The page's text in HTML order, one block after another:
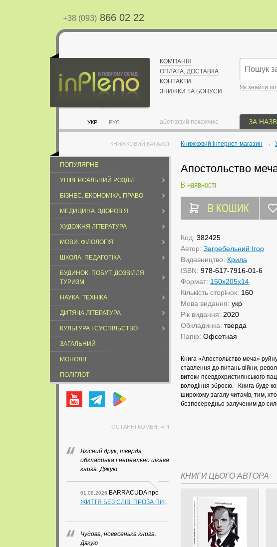
+38 (093) 866 02 22
УКР РУС
КОМПАНІЯ
ОПЛАТА, ДОСТАВКА
КОНТАКТИ
ЗНИЖКИ ТА БОНУСИ
Як знайти
абетковий покажчик: ЗА
КНИЖКОВИЙ КАТАЛОГ
ПОПУЛЯРНЕ
УНІВЕРСАЛЬНИЙ РОЗДІЛ
БІЗНЕС. ЕКОНОМІКА. ПРАВО
МЕДИЦИНА. ЗДОРОВ’Я
ХУДОЖНЯ ЛІТЕРАТУРА
МОВИ. ФІЛОЛОГІЯ
ШКОЛА. ПЕДАГОГІКА
БУДИНОК. ПОБУТ. ДОЗВІЛЛЯ.
ТУРИЗМ
НАУКА. ТЕХНІКА
ДИТЯЧА ЛІТЕРАТУРА
КУЛЬТУРА І СУСПІЛЬСТВО
ЗАГАЛЬНИЙ
МОНОЛІТ
ПОЛІГЛОТ
ОСТАННІ КОМЕНТАРІ
Якісний друк, тверда
обкладинка і нереально цікава
книга. Дякую
01.08.2026 BARRACUDAпро
ЖИТТЯ БЕЗ СЛІВ. ПРОЗА ПИСЬМЕННИКІВ ІЗ ГУАНСІ. ГІПЕРІОН
Чудова, новесенька книга.
Дякую
Книжковий інтернет-магазин →
Апостольство
В наявності
В КОШИК
Код: 382425
Автор: Загребельний Ігор
Видавництво: Крила
ISBN: 978-617-7916-01-6
Формат: 150х205х14
Кількість сторінок: 160
Мова видання: укр
Рік видання: 2020
Обкладинка: тверда
Папір: Офсетная
Книга «Апостольство меча»
ставлення до питань війни,
витоки псевдохристиянського
володіння зброєю.⠀Книга буде
широкому загалу читачів, тим,
безпосередньо залученим до
КНИГИ ЦЬОГО АВТОРА